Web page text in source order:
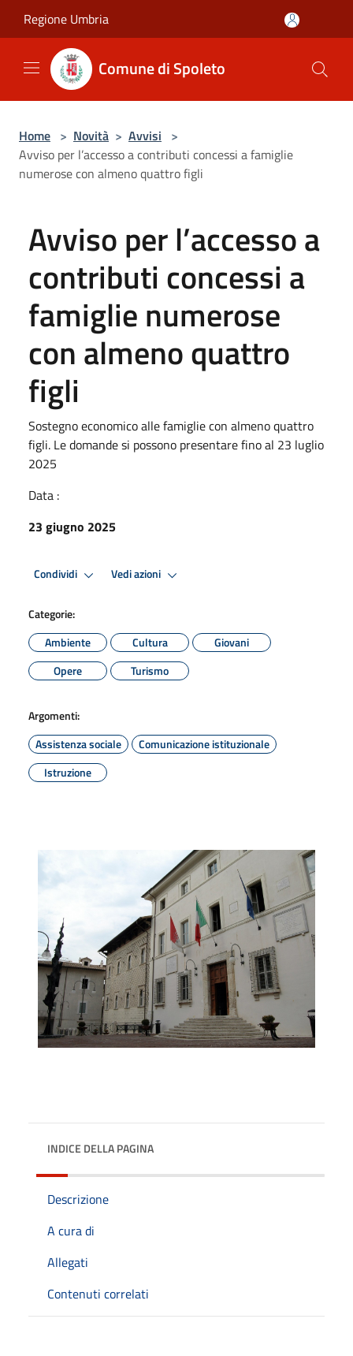
Regione Umbria
Comune di Spoleto
Home > Novità > Avvisi >
Avviso per l’accesso a contributi concessi a famiglie
numerose con almeno quattro figli
Avviso per l’accesso a
contributi concessi a
famiglie numerose
con almeno quattro
figli
Sostegno economico alle famiglie con almeno quattro
figli. Le domande si possono presentare fino al 23 luglio
2025
Data :
23 giugno 2025
Condividi Vedi azioni
Categorie:
Ambiente
Cultura
Giovani
Opere
Turismo
Argomenti:
Assistenza sociale
Comunicazione istituzionale
Istruzione
INDICE DELLA PAGINA
Descrizione
A cura di
Allegati
Contenuti correlati